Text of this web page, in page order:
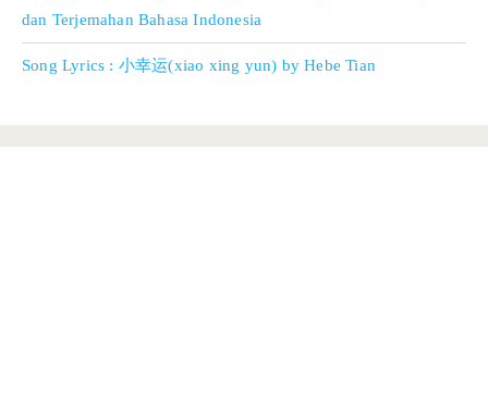
dan Terjemahan Bahasa Indonesia
Song Lyrics : 小幸运(xiao xing yun) by Hebe Tian